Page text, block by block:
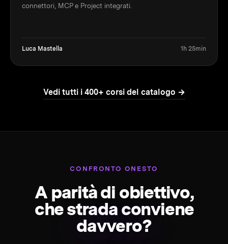
connettori, MCP e Project integrati.
Luca Mastella 1h 25min
Vedi tutti i 400+ corsi del catalogo →
CONFRONTO ONESTO
A parità di obiettivo,
che strada conviene
davvero?